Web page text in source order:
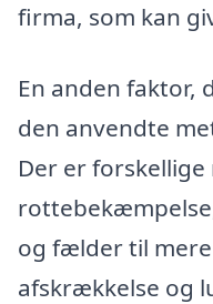
firma, som kan
En anden faktor,
den anvendte
Der er
og fælder til
afskrækkelse og